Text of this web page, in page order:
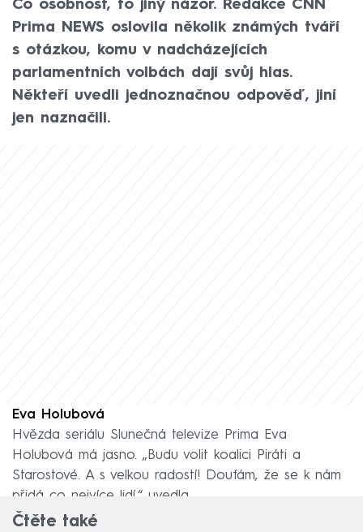
Co osobnost, to jiný názor. Redakce CNN
Prima NEWS oslovila několik známých tváří
s otázkou, komu v nadcházejících
parlamentních volbách dají svůj hlas.
Někteří uvedli jednoznačnou odpověď, jiní
jen naznačili.
Eva Holubová
Hvězda seriálu Slunečná televize Prima Eva
Holubová má jasno. „Budu volit koalici Piráti a
Starostové. A s velkou radostí! Doufám, že se k nám
přidá co nejvíce lidí,“ uvedla.
Čtěte také